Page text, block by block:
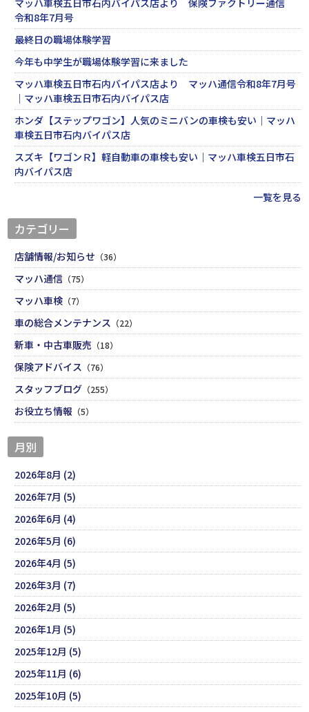
令和8年7月号
最終日の職場体験学習
今年も中学生が職場体験学習に来ました
マッハ車検五日市石内バイパス店より マッハ通信令和8年7月号
｜マッハ車検五日市石内バイパス店
ホンダ【ステップワゴン】人気のミニバンの車検も安い｜マッハ
車検五日市石内バイパス店
スズキ【ワゴンＲ】軽自動車の車検も安い｜マッハ車検五日市石
内バイパス店
一覧を見る
カテゴリー
店舗情報/お知らせ （36）
マッハ通信 （75）
マッハ車検 （7）
車の総合メンテナンス （22）
新車・中古車販売 （18）
保険アドバイス （76）
スタッフブログ （255）
お役立ち情報 （5）
月別
2026年8月 (2)
2026年7月 (5)
2026年6月 (4)
2026年5月 (6)
2026年4月 (5)
2026年3月 (7)
2026年2月 (5)
2026年1月 (5)
2025年12月 (5)
2025年11月 (6)
2025年10月 (5)